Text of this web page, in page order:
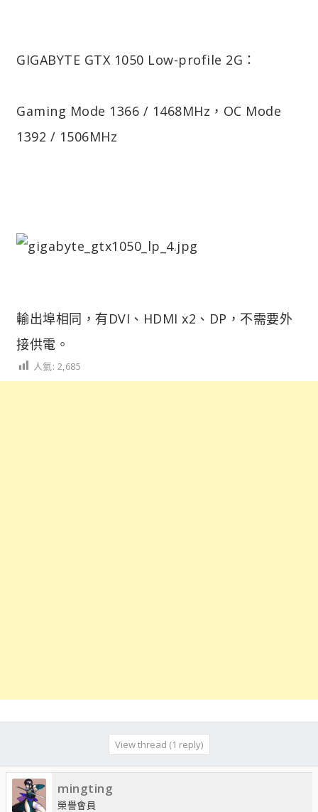
GIGABYTE GTX 1050 Low-profile 2G：
Gaming Mode 1366 / 1468MHz，OC Mode
1392 / 1506MHz
輸出埠相同，有DVI、HDMI x2、DP，不需要外
接供電。
人氣: 2,685
View thread (1 reply)
mingting
榮譽會員